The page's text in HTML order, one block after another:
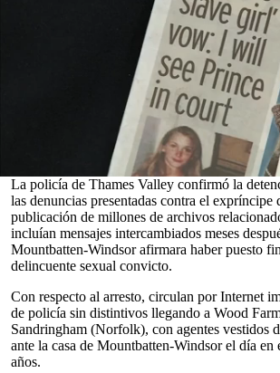
seconds
seconds
Andrew Mountbatten-Windsor, consideradoel
, ha caído en desgracia
Acechado por una serie de controversias, la
detención por presunta conducta indebida en
cargo público, tras las acusaciones de que
confidencial con el financiero y pedófilo
ocupaba el cargo de enviado comercial del
La policía de Thames Valley confirmó la
las denuncias presentadas contra el expríncipe
publicación de millones de archivos
incluían mensajes intercambiados meses
Mountbatten-Windsor afirmara haber puesto
delincuente sexual convicto.
Con respecto al arresto, circulan por Internet
de policía sin distintivos llegando a Wood
Sandringham (Norfolk), con agentes vestidos
ante la casa de Mountbatten-Windsor el día en
años.